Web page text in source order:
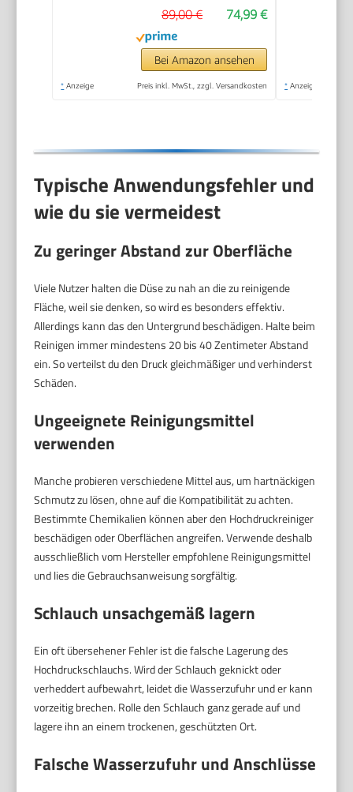
1600W Leistung | 420
L/h Durchflussmenge
| Aluminiumpumpe,
Selbstansaugfunktion
74,99 €
89,00 €
Bei Amazon ansehen
* Anzeige Preis inkl. MwSt., zzgl. Versandkosten * Anzeige
Typische Anwendungsfehler und
wie du sie vermeidest
Zu geringer Abstand zur Oberfläche
Viele Nutzer halten die Düse zu nah an die zu reinigende
Fläche, weil sie denken, so wird es besonders effektiv.
Allerdings kann das den Untergrund beschädigen. Halte beim
Reinigen immer mindestens 20 bis 40 Zentimeter Abstand
ein. So verteilst du den Druck gleichmäßiger und verhinderst
Schäden.
Ungeeignete Reinigungsmittel
verwenden
Manche probieren verschiedene Mittel aus, um hartnäckigen
Schmutz zu lösen, ohne auf die Kompatibilität zu achten.
Bestimmte Chemikalien können aber den Hochdruckreiniger
beschädigen oder Oberflächen angreifen. Verwende deshalb
ausschließlich vom Hersteller empfohlene Reinigungsmittel
und lies die Gebrauchsanweisung sorgfältig.
Schlauch unsachgemäß lagern
Ein oft übersehener Fehler ist die falsche Lagerung des
Hochdruckschlauchs. Wird der Schlauch geknickt oder
verheddert aufbewahrt, leidet die Wasserzufuhr und er kann
vorzeitig brechen. Rolle den Schlauch ganz gerade auf und
lagere ihn an einem trockenen, geschützten Ort.
Falsche Wasserzufuhr und Anschlüsse